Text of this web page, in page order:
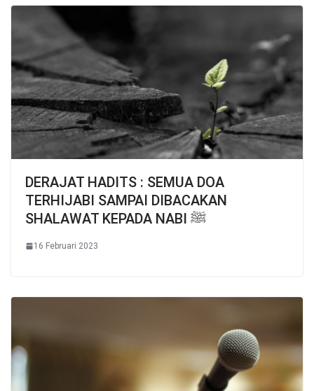
DERAJAT HADITS : SEMUA DOA
TERHIJABI SAMPAI DIBACAKAN
SHALAWAT KEPADA NABI ﷺ
16 Februari 2023